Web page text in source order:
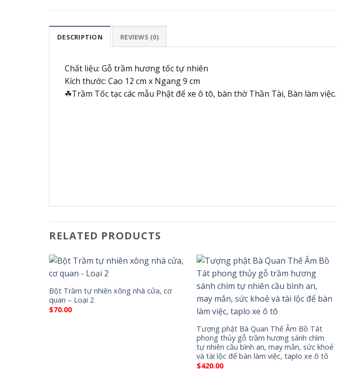
DESCRIPTION REVIEWS (0)
Chất liệu: Gỗ trầm hương tốc tự nhiên
Kích thước: Cao 12 cm x Ngang 9 cm
☘Trầm Tốc tạc các mẫu Phật để xe ô tô, bàn thờ Thần Tài, Bàn làm
RELATED PRODUCTS
Bột Trầm tự nhiên xông nhà cửa, cơ
quan – Loại 2
$70.00
Tượng phật Bà Quan Thế Âm Bồ Tát
phong thủy gỗ trầm hương sánh chìm
tự nhiên cầu bình an, may mắn, sức khoẻ
và tài lộc để bàn làm việc, taplo xe ô tô
$420.00